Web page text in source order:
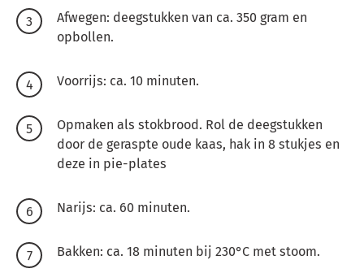
Afwegen: deegstukken van ca. 350 gram en
opbollen.
Voorrijs: ca. 10 minuten.
Opmaken als stokbrood. Rol de deegstukken
door de geraspte oude kaas, hak in 8 stukjes en
deze in pie-plates
Narijs: ca. 60 minuten.
Bakken: ca. 18 minuten bij 230°C met stoom.